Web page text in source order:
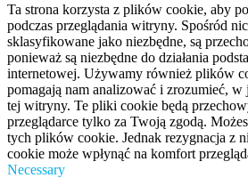
Ta strona korzysta z plików cookie, aby
podczas przeglądania witryny. Spośród
sklasyfikowane jako niezbędne, są
ponieważ są niezbędne do działania
internetowej. Używamy również plików
pomagają nam analizować i zrozumieć, w
tej witryny. Te pliki cookie będą
przeglądarce tylko za Twoją zgodą.
tych plików cookie. Jednak rezygnacja z
cookie może wpłynąć na komfort
Necessary